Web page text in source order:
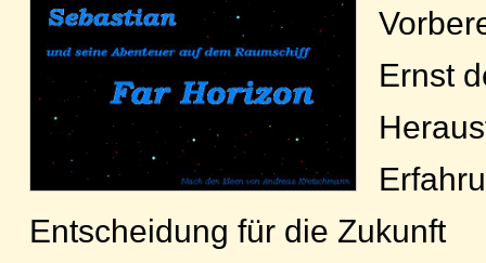
Ernst
Entscheidung für die Zukunft